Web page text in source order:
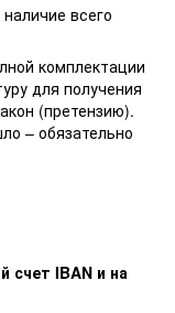
всего
комплектации
для получения
(претензию).
– обязательно
счет IBAN и на